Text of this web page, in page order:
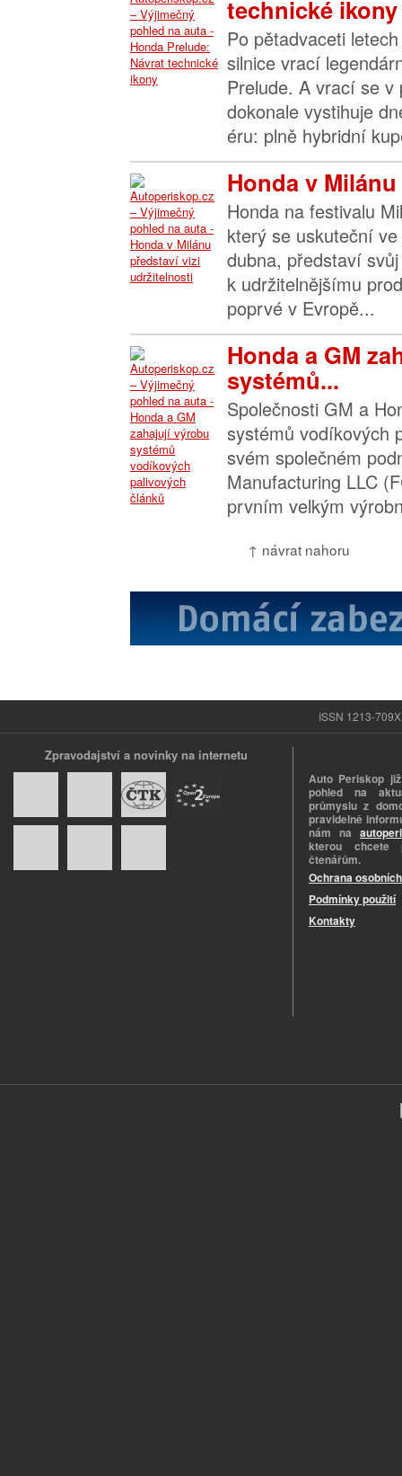
technické ikony
Po pětadvaceti
silnice vrací
Prelude. A vrací se v
dokonale vystihuje
éru: plně hybridní
Honda v
Honda na festivalu
který se uskuteční
dubna, představí
k udržitelnějšímu
poprvé v Evropě...
Honda a GM
systémů...
Společnosti GM a
systémů vodíkových
svém společném
Manufacturing LLC
prvním velkým
↑ návrat nahoru
ISSN 1213-
Zpravodajství a novinky na internetu
Auto Periskop
pohled na
průmyslu z
pravidelně
nám na
kterou chcete
čtenářům.
Ochrana
Podmínky použití
Kontakty